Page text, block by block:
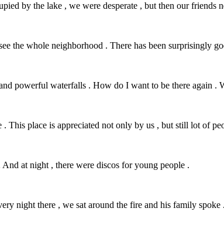
by the lake , we were desperate , but then our friends
the whole neighborhood . There has been surprisingly
powerful waterfalls . How do I want to be there again .
This place is appreciated not only by us , but still lot of
at night , there were discos for young people .
night there , we sat around the fire and his family